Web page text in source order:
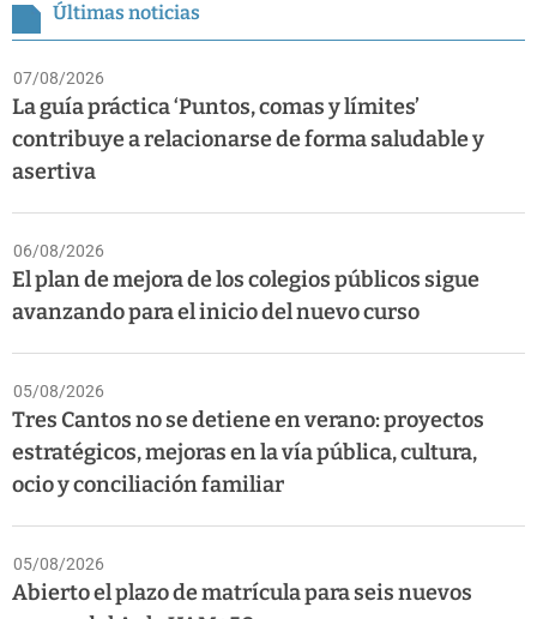
Últimas noticias
07/08/2026
La guía práctica ‘Puntos, comas y límites’
contribuye a relacionarse de forma saludable y
asertiva
06/08/2026
El plan de mejora de los colegios públicos sigue
avanzando para el inicio del nuevo curso
05/08/2026
Tres Cantos no se detiene en verano: proyectos
estratégicos, mejoras en la vía pública, cultura,
ocio y conciliación familiar
05/08/2026
Abierto el plazo de matrícula para seis nuevos